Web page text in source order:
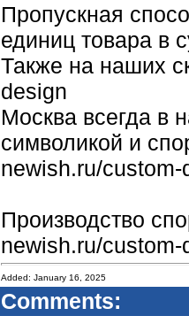
Пропускная
единиц товара в
Также на наших
design
Москва всегда в
символикой и
newish.ru/custom-
Производство
newish.ru/custom-
Added: January 16, 2025
Comments: